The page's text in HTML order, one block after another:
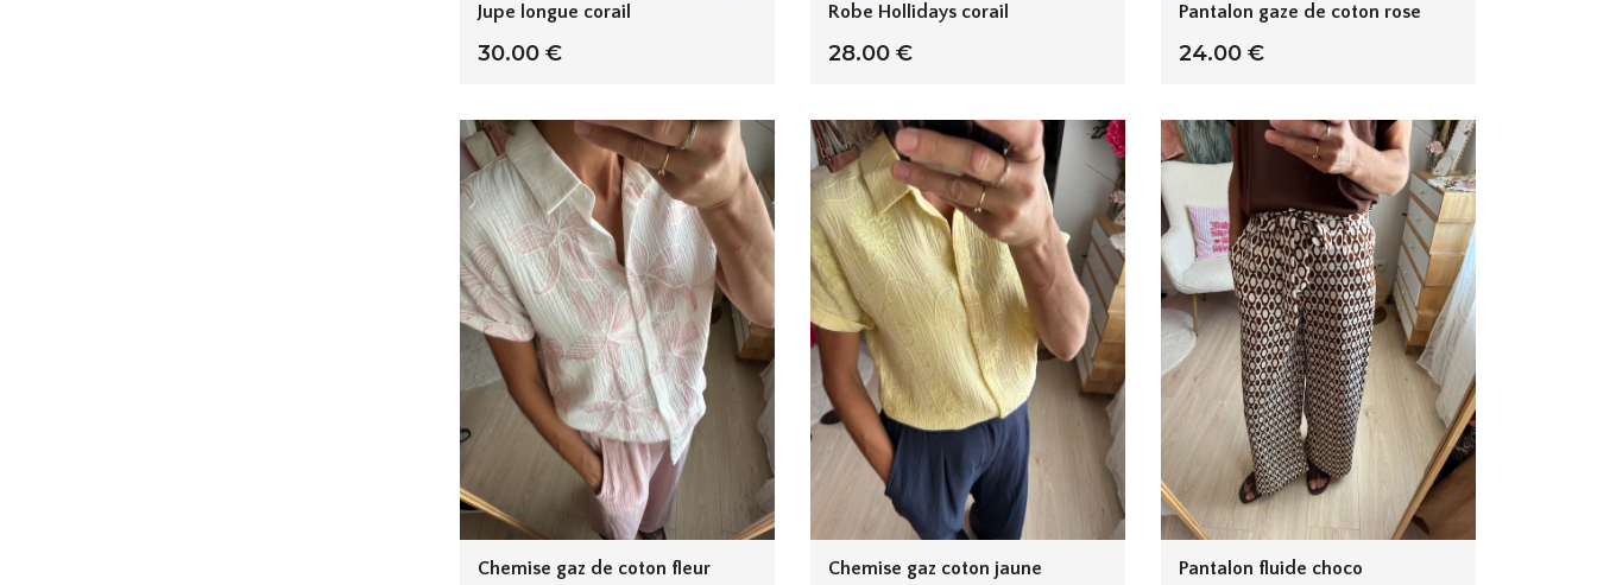
Jupe longue corail
30.00 €
Robe Hollidays corail
28.00 €
Pantalon gaze de coton rose
24.00 €
Chemise gaz de coton fleur Chemise gaz coton jaune Pantalon fluide choco